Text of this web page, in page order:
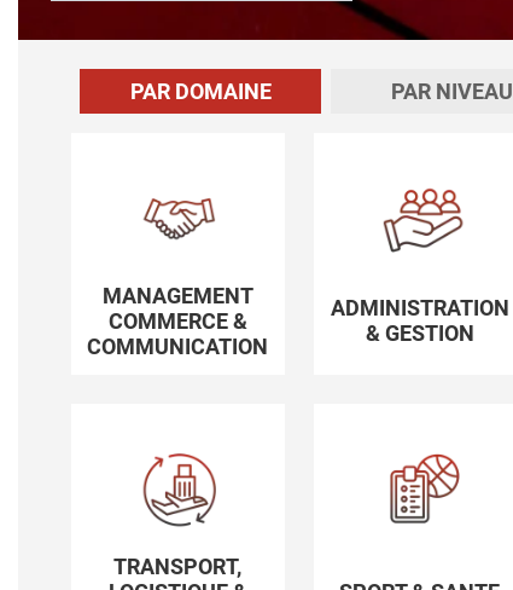
PAR DOMAINE PAR NIVEAU
MANAGEMENT
COMMERCE &
COMMUNICATION
ADMINISTRATION
& GESTION
TRANSPORT,